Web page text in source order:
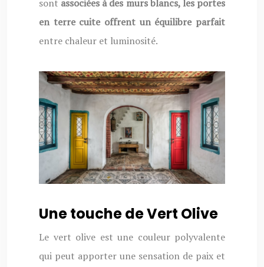
sont associées à des murs blancs, les portes
en terre cuite offrent un équilibre parfait
entre chaleur et luminosité.
Une touche de Vert Olive
Le vert olive est une couleur polyvalente
qui peut apporter une sensation de paix et